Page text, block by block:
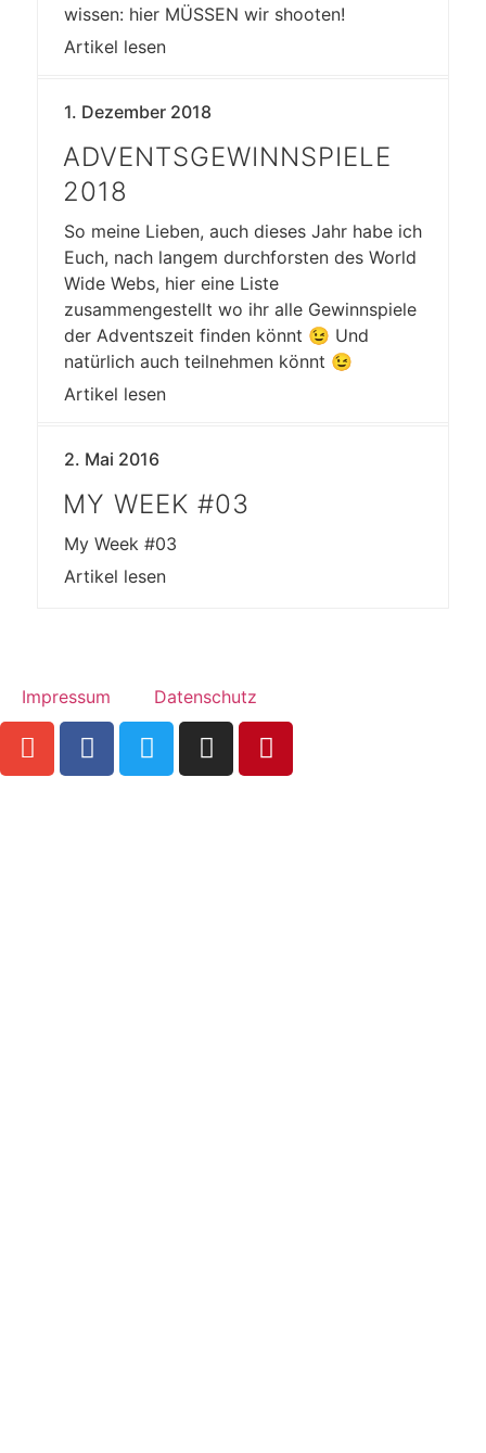
wissen: hier MÜSSEN wir shooten!
Artikel lesen
1. Dezember 2018
ADVENTSGEWINNSPIELE
2018
So meine Lieben, auch dieses Jahr habe ich
Euch, nach langem durchforsten des World
Wide Webs, hier eine Liste
zusammengestellt wo ihr alle Gewinnspiele
der Adventszeit finden könnt 😉 Und
natürlich auch teilnehmen könnt 😉
Artikel lesen
2. Mai 2016
MY WEEK #03
My Week #03
Artikel lesen
Impressum Datenschutz